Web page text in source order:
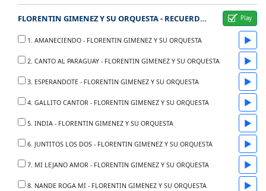
FLORENTIN GIMENEZ Y SU ORQUESTA - RECUERDOS DE IPACARAI
1. AMANECIENDO - FLORENTIN GIMENEZ Y SU ORQUESTA ▶
2. CANTO AL PARAGUAY - FLORENTIN GIMENEZ Y SU ORQUESTA ▶
3. ESPERANDOTE - FLORENTIN GIMENEZ Y SU ORQUESTA ▶
4. GALLITO CANTOR - FLORENTIN GIMENEZ Y SU ORQUESTA ▶
5. INDIA - FLORENTIN GIMENEZ Y SU ORQUESTA ▶
6. JUNTITOS LOS DOS - FLORENTIN GIMENEZ Y SU ORQUESTA ▶
7. MI LEJANO AMOR - FLORENTIN GIMENEZ Y SU ORQUESTA ▶
8. NANDE ROGA MI - FLORENTIN GIMENEZ Y SU ORQUESTA ▶